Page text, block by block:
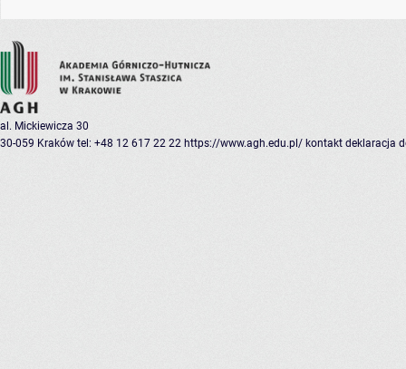
al. Mickiewicza 30
30-059 Kraków tel: +48 12 617 22 22 https://www.agh.edu.pl/ kontakt deklaracja